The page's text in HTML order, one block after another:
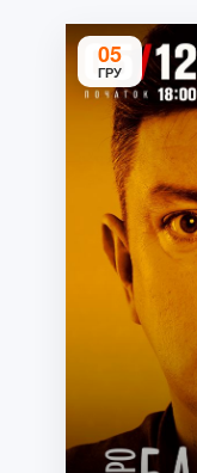
05
ГРУ